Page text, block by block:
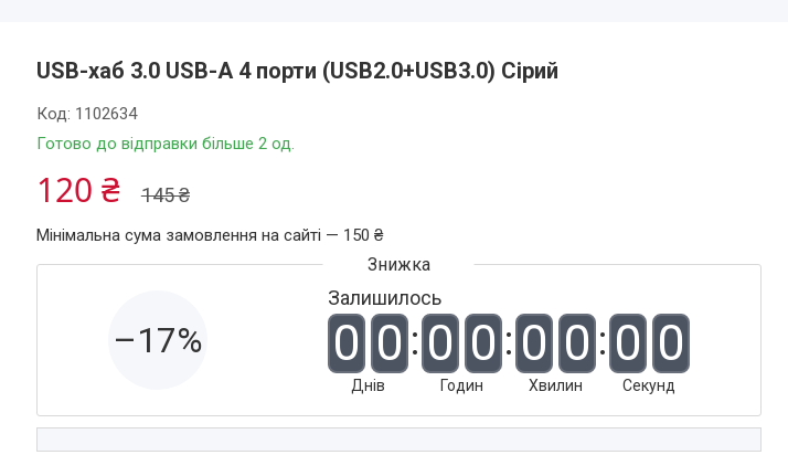
USB-хаб 3.0 USB-A 4 порти (USB2.0+USB3.0) Сірий
Готово до відправки більше 2 од.
Код: 1102634
145 ₴
120 ₴
Мінімальна сума замовлення на сайті — 150 ₴
–17%
Залишилось
0 0
Днів
0 0
Годин
0 0
Хвилин
0 0
Секунд